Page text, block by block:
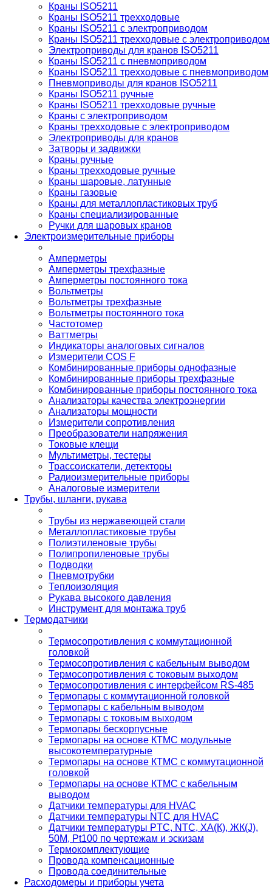
Краны ISO5211
Краны ISO5211 трехходовые
Краны ISO5211 с электроприводом
Краны ISO5211 трехходовые с электроприводом
Электроприводы для кранов ISO5211
Краны ISO5211 с пневмоприводом
Краны ISO5211 трехходовые с пневмоприводом
Пневмоприводы для кранов ISO5211
Краны ISO5211 ручные
Краны ISO5211 трехходовые ручные
Краны с электроприводом
Краны трехходовые с электроприводом
Электроприводы для кранов
Затворы и задвижки
Краны ручные
Краны трехходовые ручные
Краны шаровые, латунные
Краны газовые
Краны для металлопластиковых труб
Краны специализированные
Ручки для шаровых кранов
Электроизмерительные приборы
Амперметры
Амперметры трехфазные
Амперметры постоянного тока
Вольтметры
Вольтметры трехфазные
Вольтметры постоянного тока
Частотомер
Ваттметры
Индикаторы аналоговых сигналов
Измерители COS F
Комбинированные приборы однофазные
Комбинированные приборы трехфазные
Комбинированные приборы постоянного тока
Анализаторы качества электроэнергии
Анализаторы мощности
Измерители сопротивления
Преобразователи напряжения
Токовые клещи
Мультиметры, тестеры
Трассоискатели, детекторы
Радиоизмерительные приборы
Аналоговые измерители
Трубы, шланги, рукава
Трубы из нержавеющей стали
Металлопластиковые трубы
Полиэтиленовые трубы
Полипропиленовые трубы
Подводки
Пневмотрубки
Теплоизоляция
Рукава высокого давления
Инструмент для монтажа труб
Термодатчики
Термосопротивления с коммутационной
головкой
Термосопротивления с кабельным выводом
Термосопротивления с токовым выходом
Термосопротивления с интерфейсом RS-485
Термопары с коммутационной головкой
Термопары с кабельным выводом
Термопары с токовым выходом
Термопары бескорпусные
Термопары на основе КТМС модульные
высокотемпературные
Термопары на основе КТМС с коммутационной
головкой
Термопары на основе КТМС с кабельным
выводом
Датчики температуры для HVAC
Датчики температуры NTC для HVAC
Датчики температуры PTС, NTC, ХА(К), ЖК(J),
50М, Pt100 по чертежам и эскизам
Термокомплектующие
Провода компенсационные
Провода соединительные
Расходомеры и приборы учета